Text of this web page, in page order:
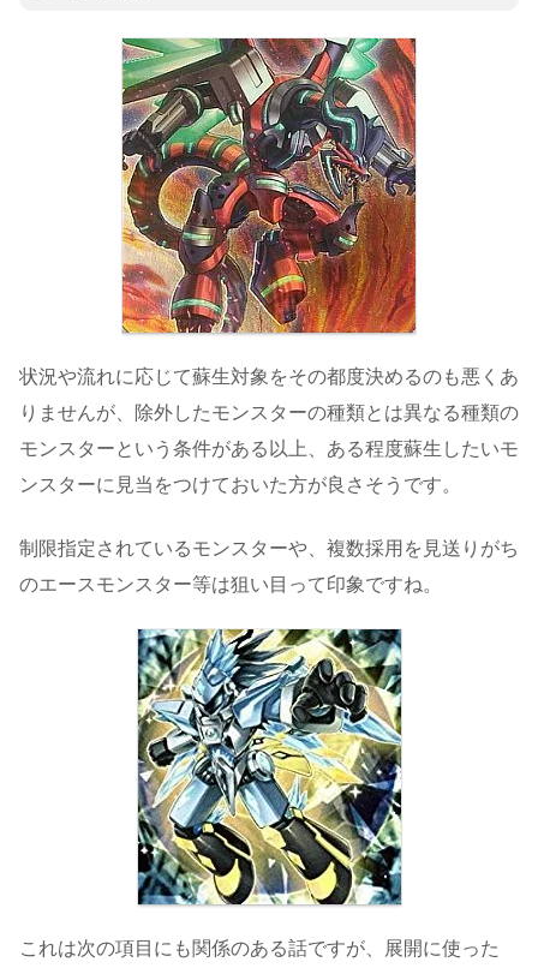
状況や流れに応じて蘇生対象をその都度決めるのも悪くあ
りませんが、除外したモンスターの種類とは異なる種類の
モンスターという条件がある以上、ある程度蘇生したいモ
ンスターに見当をつけておいた方が良さそうです。
制限指定されているモンスターや、複数採用を見送りがち
のエースモンスター等は狙い目って印象ですね。
これは次の項目にも関係のある話ですが、展開に使った